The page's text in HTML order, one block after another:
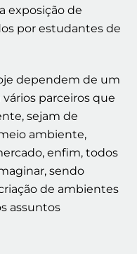
exposição de
por estudantes de
dependem de um
parceiros que
sejam de
ambiente,
enfim, todos
sendo
de ambientes
assuntos